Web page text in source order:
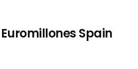
Spain